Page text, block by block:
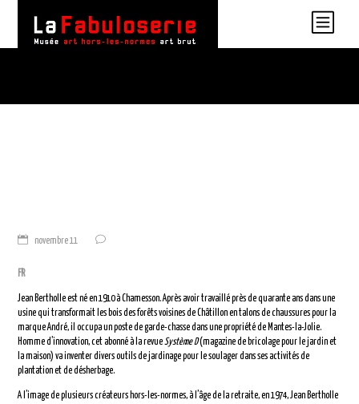
novembre 11
FR
Jean Bertholle est né en 1910 à Chamesson. Après avoir travaillé près de quarante ans dans une
usine qui transformait les bois des forêts voisines de Châtillon en talons de chaussures pour la
marque André, il occupa un poste de garde-chasse dans une propriété de Mantes-la-Jolie.
Homme d’innovation, cet abonné à la revueSystème D(magazine de bricolage pour le jardin et
la maison) va inventer divers outils de jardinage pour le soulager dans ses activités de
plantation et de désherbage.
A l’image de plusieurs créateurs hors-les-normes, à l’âge de la retraite, en 1974, Jean Bertholle